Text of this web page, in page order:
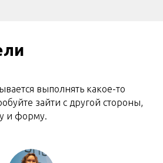
выполнять какое-то
зайти с другой стороны,
и форму.